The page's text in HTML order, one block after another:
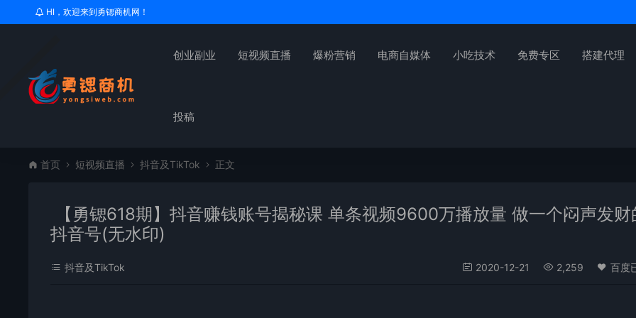
HI，欢迎来到勇锶商机网！
创业副业 短视频直播 爆粉营销 电商自媒体 小吃技术 免费专区 搭建代理
投稿
首页 短视频直播 抖音及TikTok 正文
【勇锶618期】抖音赚钱账号揭秘课 单条视频9600万播放量 做一个闷声发财
抖音号(无水印)
抖音及TikTok 2020-12-21 2,259 百度